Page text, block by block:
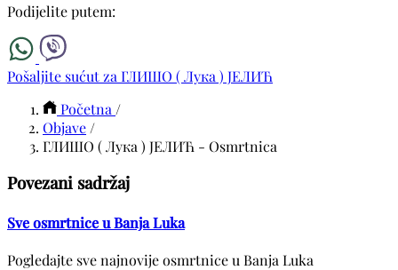
Podijelite putem:
Pošaljite sućut za ГЛИШО ( Лука ) ЈЕЛИЋ
Početna /
Objave /
ГЛИШО ( Лука ) ЈЕЛИЋ - Osmrtnica
Povezani sadržaj
Sve osmrtnice u Banja Luka
Pogledajte sve najnovije osmrtnice u Banja Luka